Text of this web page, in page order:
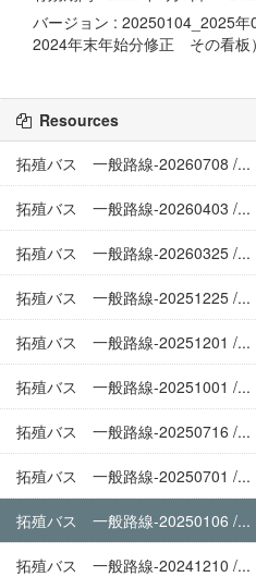
バージョン : 20250104_2025
2024年末年始分修正 その看板
Resources
拓殖バス 一般路線-20260708 /...
拓殖バス 一般路線-20260403 /...
拓殖バス 一般路線-20260325 /...
拓殖バス 一般路線-20251225 /...
拓殖バス 一般路線-20251201 /...
拓殖バス 一般路線-20251001 /...
拓殖バス 一般路線-20250716 /...
拓殖バス 一般路線-20250701 /...
拓殖バス 一般路線-20250106 /...
拓殖バス 一般路線-20241210 /...